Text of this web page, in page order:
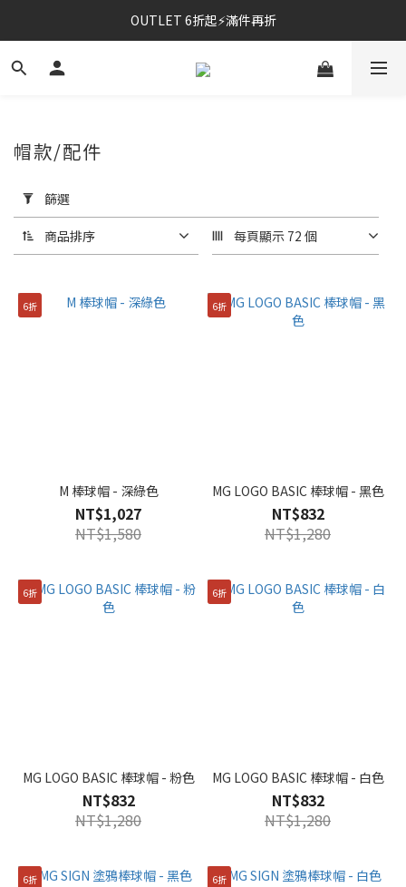
⚡春夏新品｜二件85折
OUTLET 6折起⚡滿件再折
⚡春夏新品｜二件85折
用
篩
選
(0/20)
240mm*
(4)
帽款/配件
篩選
商品排序 每頁顯示 72 個
6折
M 棒球帽 - 深綠色
NT$1,027
NT$1,580
6折
MG LOGO BASIC 棒球帽 - 黑色
NT$832
NT$1,280
6折
MG LOGO BASIC 棒球帽 - 粉色
NT$832
NT$1,280
6折
MG LOGO BASIC 棒球帽 - 白色
NT$832
NT$1,280
6折 6折